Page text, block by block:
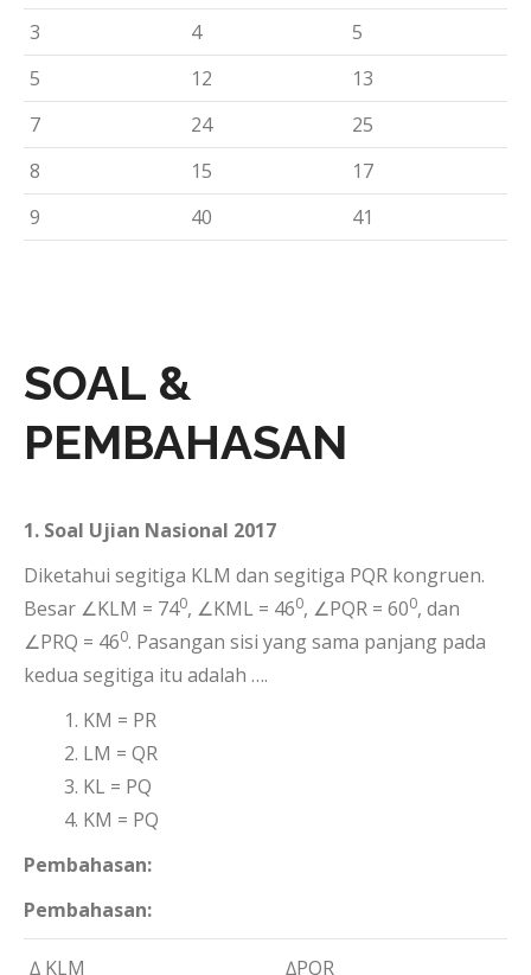
3
4
5
5
12
13
7
24
25
8
15
17
9
40 41
SOAL &
PEMBAHASAN
1. Soal Ujian Nasional 2017
Diketahui segitiga KLM dan segitiga PQR kongruen.
Besar ∠KLM = 740, ∠KML = 460, ∠PQR = 600, dan
∠PRQ = 460. Pasangan sisi yang sama panjang pada
kedua segitiga itu adalah ….
KM = PR
LM = QR
KL = PQ
KM = PQ
Pembahasan:
Pembahasan:
∆ KLM ∆PQR